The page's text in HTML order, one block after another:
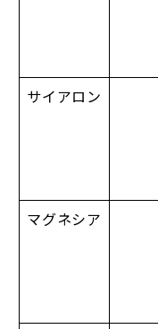
サイアロン
マグネシア